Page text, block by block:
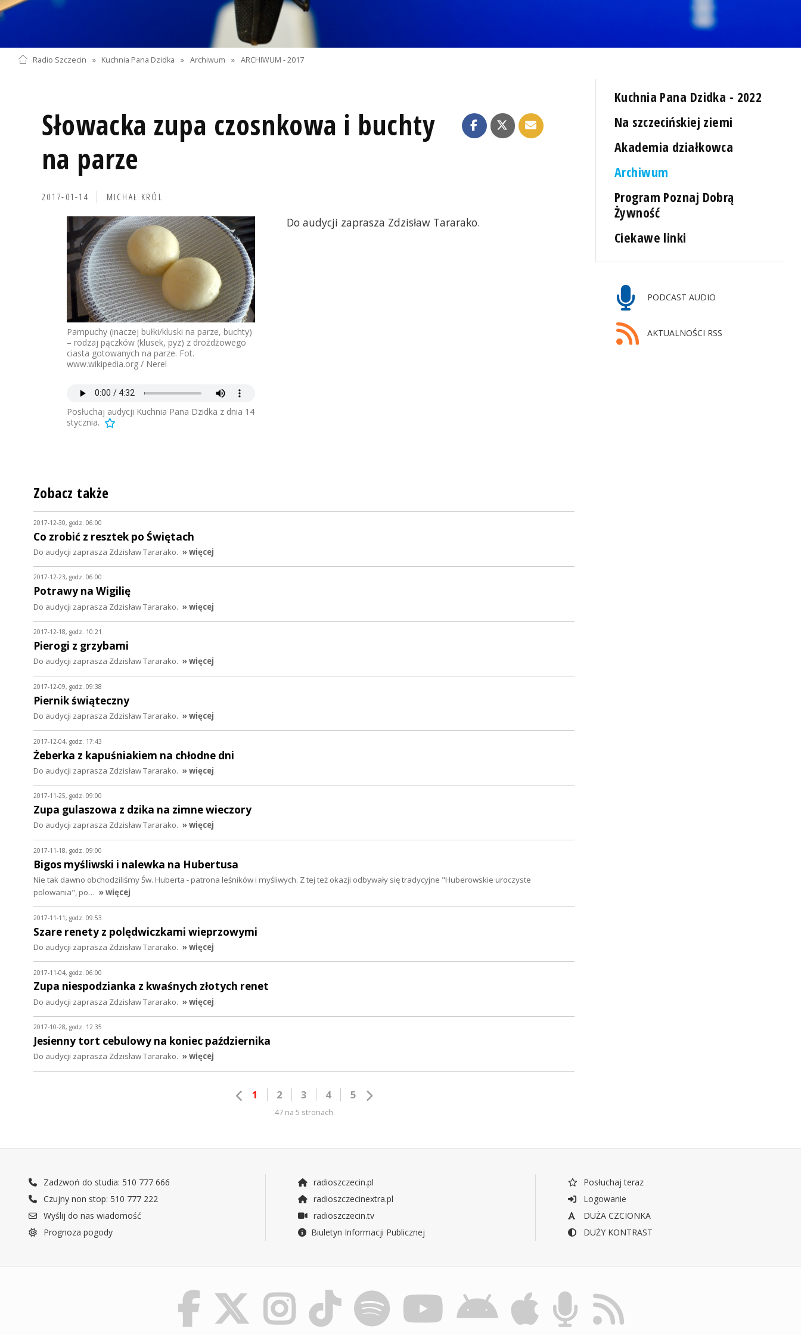
Radio Szczecin » Kuchnia Pana Dzidka » Archiwum » ARCHIWUM - 2017
Słowacka zupa czosnkowa i buchty
na parze
2017-01-14 MICHAŁ KRÓL
Pampuchy (inaczej bułki/kluski na parze, buchty)
– rodzaj pączków (klusek, pyz) z drożdżowego
ciasta gotowanych na parze. Fot.
www.wikipedia.org / Nerel
Posłuchaj audycji Kuchnia Pana Dzidka z dnia 14
stycznia.
Do audycji zaprasza Zdzisław Tararako.
Kuchnia Pana Dzidka - 2022
Na szczecińskiej ziemi
Akademia działkowca
Archiwum
Program Poznaj Dobrą
Żywność
Ciekawe linki
PODCAST AUDIO
AKTUALNOŚCI RSS
Zobacz także
2017-12-30, godz. 06:00
Co zrobić z resztek po Świętach
Do audycji zaprasza Zdzisław Tararako. » więcej
2017-12-23, godz. 06:00
Potrawy na Wigilię
Do audycji zaprasza Zdzisław Tararako. » więcej
2017-12-18, godz. 10:21
Pierogi z grzybami
Do audycji zaprasza Zdzisław Tararako. » więcej
2017-12-09, godz. 09:38
Piernik świąteczny
Do audycji zaprasza Zdzisław Tararako. » więcej
2017-12-04, godz. 17:43
Żeberka z kapuśniakiem na chłodne dni
Do audycji zaprasza Zdzisław Tararako. » więcej
2017-11-25, godz. 09:00
Zupa gulaszowa z dzika na zimne wieczory
Do audycji zaprasza Zdzisław Tararako. » więcej
2017-11-18, godz. 09:00
Bigos myśliwski i nalewka na Hubertusa
Nie tak dawno obchodziliśmy Św. Huberta - patrona leśników i myśliwych. Z tej też okazji odbywały się tradycyjne "Huberowskie uroczyste
polowania", po… » więcej
2017-11-11, godz. 09:53
Szare renety z polędwiczkami wieprzowymi
Do audycji zaprasza Zdzisław Tararako. » więcej
2017-11-04, godz. 06:00
Zupa niespodzianka z kwaśnych złotych renet
Do audycji zaprasza Zdzisław Tararako. » więcej
2017-10-28, godz. 12:35
Jesienny tort cebulowy na koniec października
Do audycji zaprasza Zdzisław Tararako. » więcej
1 2 3 4 5
47 na 5 stronach
Zadzwoń do studia: 510 777 666
Czujny non stop: 510 777 222
Wyślij do nas wiadomość
Prognoza pogody
radioszczecin.pl
radioszczecinextra.pl
radioszczecin.tv
Biuletyn Informacji Publicznej
Posłuchaj teraz
Logowanie
DUŻA CZCIONKA
DUŻY KONTRAST